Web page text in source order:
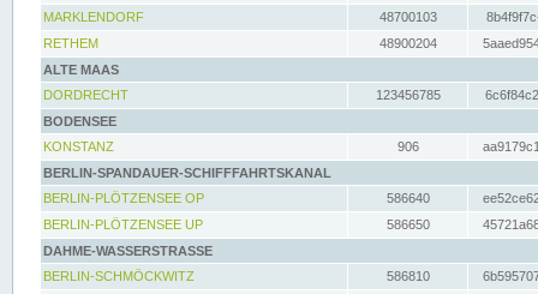
MARKLENDORF
48700103
RETHEM
48900204
ALTE MAAS
DORDRECHT
123456785
BODENSEE
KONSTANZ
906
BERLIN-SPANDAUER-SCHIFFFAHRTSKANAL
BERLIN-PLÖTZENSEE OP
586640
BERLIN-PLÖTZENSEE UP
586650
DAHME-WASSERSTRASSE
BERLIN-SCHMÖCKWITZ
586810